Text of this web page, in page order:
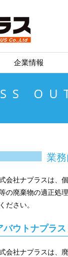
企業情報
業
会社ナプラスは、
の廃棄物の適正処
ださい。
バウトナプラス
会社ナプラスは、